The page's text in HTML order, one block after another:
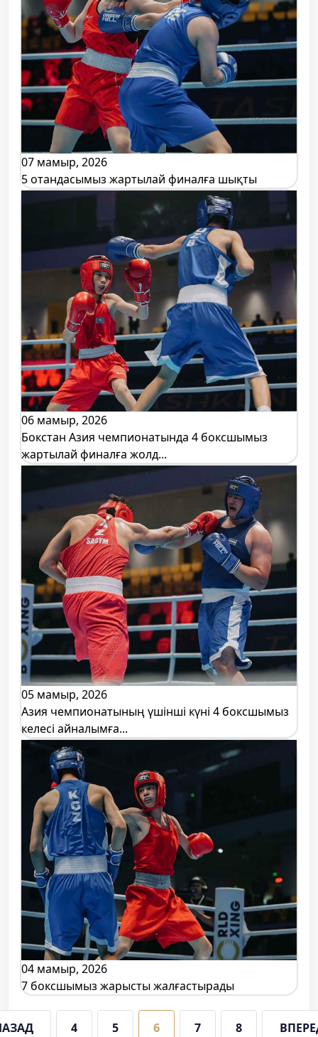
07 мамыр, 2026
5 отандасымыз жартылай финалға шықты
06 мамыр, 2026
Бокстан Азия чемпионатында 4 боксшымыз
жартылай финалға жолд...
05 мамыр, 2026
Азия чемпионатының үшінші күні 4 боксшымыз
келесі айналымға...
04 мамыр, 2026
7 боксшымыз жарысты жалғастырады
4 5 6 7 8